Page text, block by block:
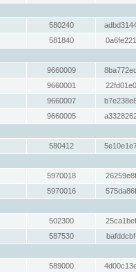
580240
581840
9660009
9660001
9660007
9660005
580412
5970018
5970016
502300
587530
589000